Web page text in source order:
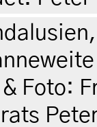
Foto: